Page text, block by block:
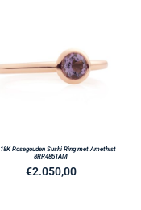
Rosegouden Sushi Ring met Amethist
8RR4851AM
€2.050,00